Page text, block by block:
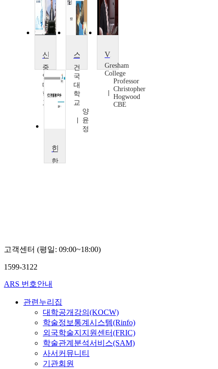
중
앙
대
학
교
건
국
대
학
교
양
윤
정
Vienna and Schubert
Gresham
College
Professor
Christopher
Hogwood
CBE
한
고객센터 (평일: 09:00~18:00)
1599-3122
ARS 번호안내
관련누리집
대학공개강의(KOCW)
학술정보통계시스템(Rinfo)
외국학술지지원센터(FRIC)
학술관계분석서비스(SAM)
사서커뮤니티
기관회원